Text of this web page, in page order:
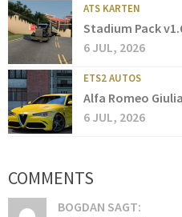
ATS KARTEN
Stadium Pack
6 JUL, 2026
ETS2 AUTOS
Alfa Romeo
6 JUL, 2026
COMMENTS
BOGDAN SAGT: